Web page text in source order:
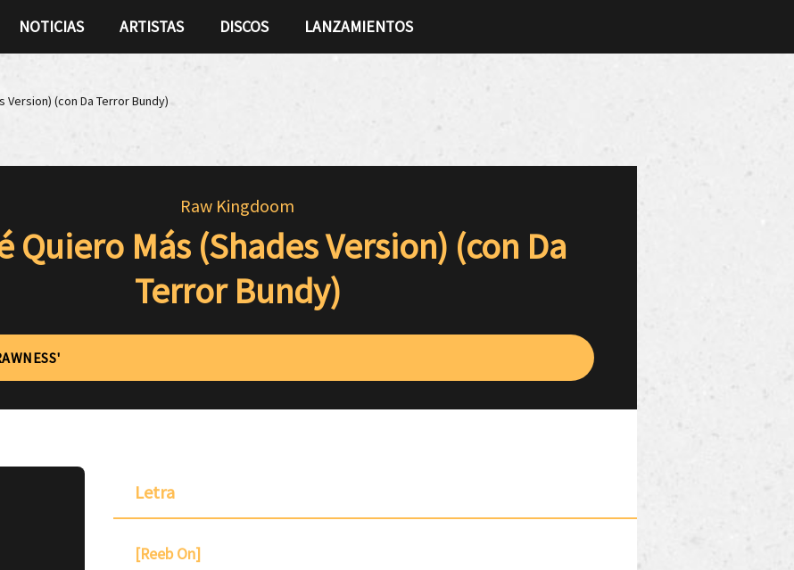
NOTICIAS ARTISTAS DISCOS LANZAMIENTOS
Version) (con Da Terror Bundy)
Raw Kingdoom
Quiero Más (Shades Version) (con Da
Terror Bundy)
Letra
[Reeb On]